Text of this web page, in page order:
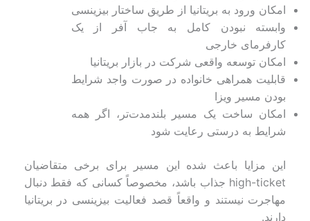
امکان ورود به بریتانیا از طریق ساختار بیزینسی
وابسته نبودن کامل به جاب آفر از یک
کارفرمای خارجی
امکان توسعه واقعی شرکت در بازار بریتانیا
قابلیت همراهی خانواده در صورت واجد شرایط
بودن مسیر ویزا
امکان ساخت یک مسیر بلندمدت‌تر، اگر همه
شرایط به درستی رعایت شود
این مزایا باعث شده این مسیر برای برخی متقاضیان
high-ticket جذاب باشد، مخصوصاً کسانی که فقط دنبال
مهاجرت نیستند و واقعاً قصد فعالیت بیزینسی در بریتانیا
دارند.